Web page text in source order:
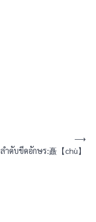
ลำดับขีดอักษร:矗【chù】
⟶